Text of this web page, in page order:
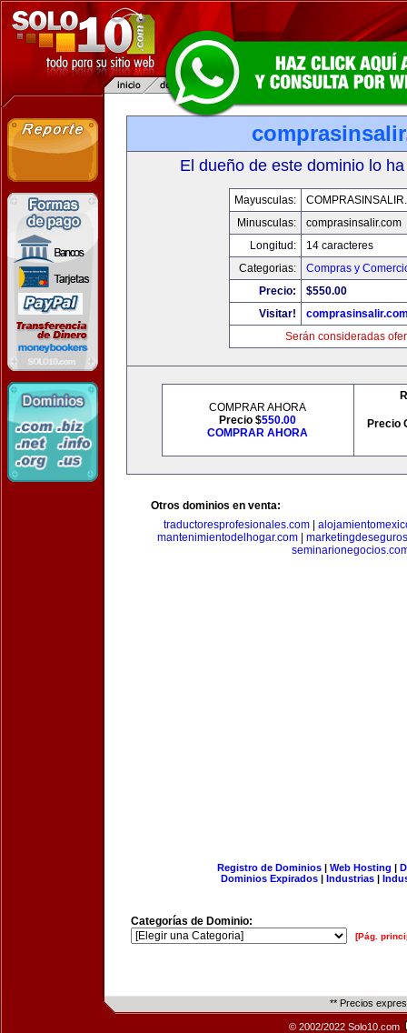
El dueño de este dominio lo
Mayusculas:
Minusculas:
comprasinsalir.com
Longitud:
14 caracteres
Categorias:
Compras y
Precio:
$550.00
Visitar!
Serán consideradas
COMPRAR AHORA
Precio $550.00
COMPRAR AHORA
Precio
Otros dominios en venta:
traductoresprofesionales.com|
mantenimientodelhogar.com|
Registro de Dominios| Web Hosting |
Dominios Expirados | Industrias |
Categorías de Dominio:
[Pág.
** Precios
© 2002/2022 Solo10.com